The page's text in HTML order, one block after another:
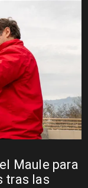
Maule para
tras las